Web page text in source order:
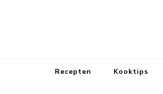
Recepten Kooktips